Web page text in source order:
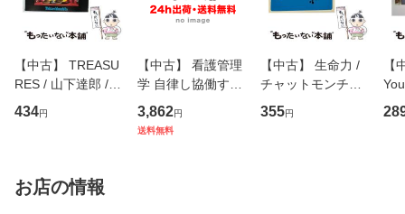
【中古】 TREASU
RES / 山下達郎 /
イーストウエス
ト・ジャパン [CD]
434円
【中古】 看護管理
学 自律し協働する
専門職の看護マネ
ジメントスキル 改
3,862円
送料無料
【中古】 生命力 /
チャットモンチー /
キューンレコード
[CD]【メール便送
355円
【
のが
お店の情報